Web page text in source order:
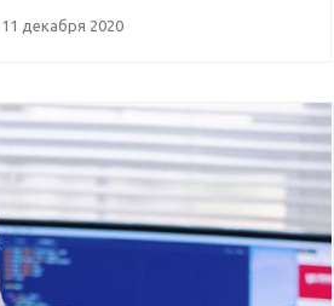
11 декабря 2020